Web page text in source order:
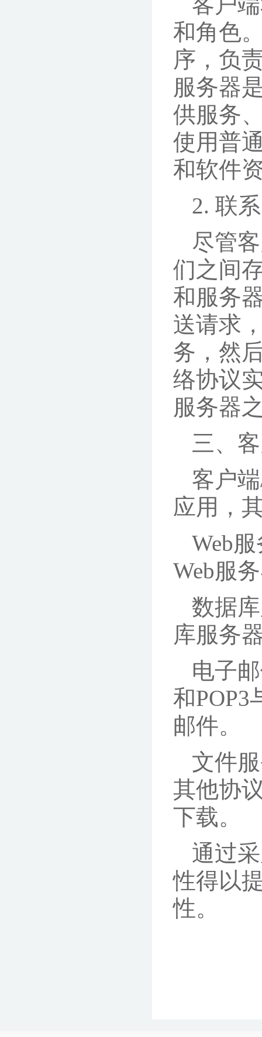
和角色
序，负
服务器
供服务
使用普
和软件
2. 联系
尽管
们之间
和服务
送请求
务，然
络协议
服务器
三、
客户
应用，
Web
Web服
数据
库服务
电子
和
邮件。
文件
其他协
下载。
通过
性得以
性。